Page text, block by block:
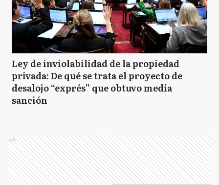
Ley de inviolabilidad de la propiedad
privada: De qué se trata el proyecto de
desalojo “exprés” que obtuvo media
sanción
Ads